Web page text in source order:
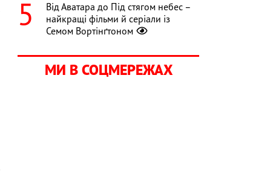
Від Аватара до Під стягом небес –
найкращі фільми й серіали із
Семом Вортінґтоном
МИ В СОЦМЕРЕЖАХ